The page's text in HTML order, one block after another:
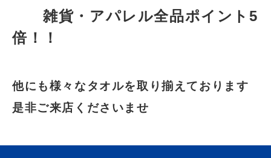
雑貨・アパレル全品ポイント5
倍！！
他にも様々なタオルを取り揃えております
是非ご来店くださいませ